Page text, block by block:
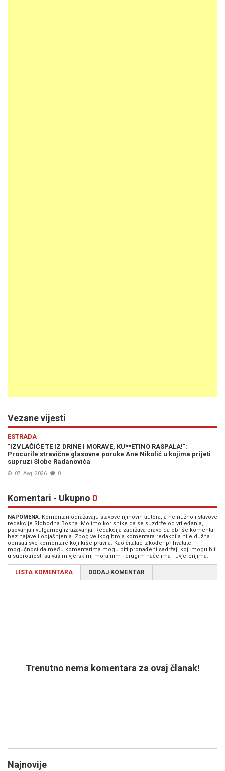
Vezane vijesti
ESTRADA
"IZVLAČIĆE TE IZ DRINE I MORAVE, KU**ETINO RASPALA!":
Procurile stravične glasovne poruke Ane Nikolić u kojima prijeti
supruzi Slobe Radanovića
07. Avg. 2026 0
Komentari - Ukupno 0
NAPOMENA: Komentari odražavaju stavove njihovih autora, a ne nužno i stavove
redakcije Slobodna Bosna. Molimo korisnike da se suzdrže od vrijeđanja,
psovanja i vulgarnog izražavanja. Redakcija zadržava pravo da obriše komentar
bez najave i objašnjenja. Zbog velikog broja komentara redakcija nije dužna
obrisati sve komentare koji krše pravila. Kao čitalac također prihvatate
mogućnost da među komentarima mogu biti pronađeni sadržaji koji mogu biti
u suprotnosti sa vašim vjerskim, moralnim i drugim načelima i uvjerenjima.
LISTA KOMENTARA DODAJ KOMENTAR
Trenutno nema komentara za ovaj članak!
Najnovije